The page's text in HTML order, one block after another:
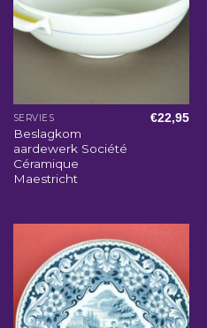
SERVIES
Beslagkom
aardewerk Société
Céramique
Maestricht
€22,95